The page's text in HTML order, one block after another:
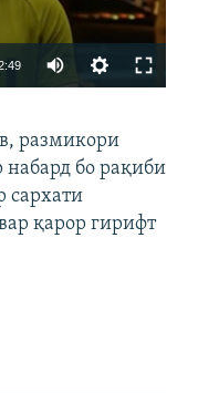
480p
360p
480p
размикори
набард бо рақиби
сархати
қарор гирифт